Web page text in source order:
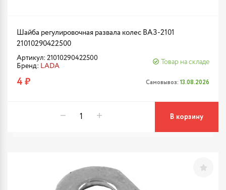
Шайба регулировочная развала колес ВАЗ-2101
21010290422500
Артикул: 21010290422500
Бренд: LADA
Товар на складе
4 ₽ Самовывоз: 13.08.2026
В корзину